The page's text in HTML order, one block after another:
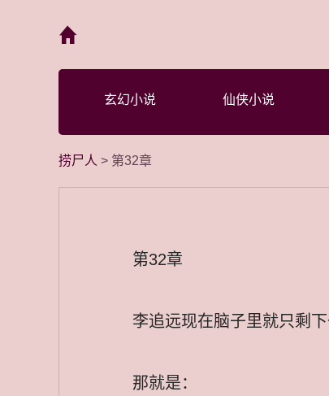
玄幻小说 仙侠小说
捞尸人 > 第32章
第32章
李追远现在脑子里就只剩下
那就是：